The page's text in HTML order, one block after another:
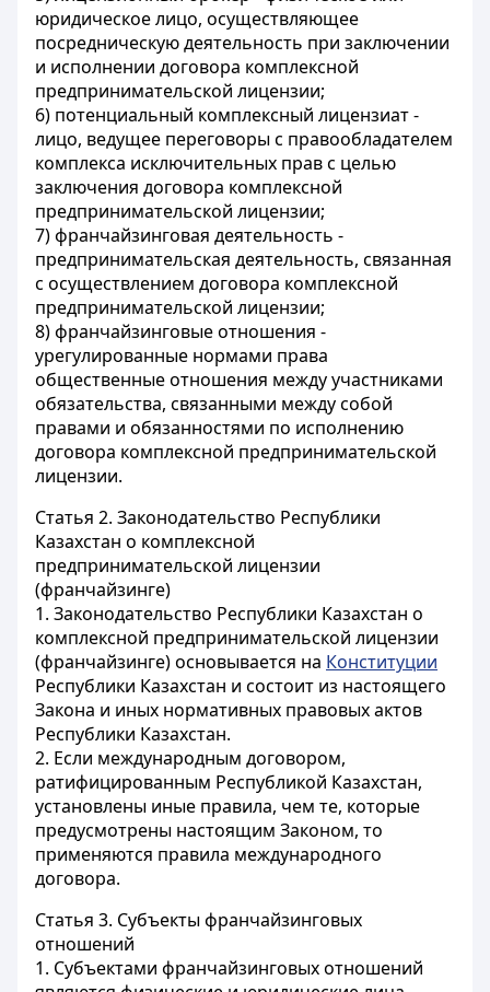
юридическое лицо, осуществляющее
посредническую деятельность при заключении
и исполнении договора комплексной
предпринимательской лицензии;
6) потенциальный комплексный лицензиат-
лицо, ведущее переговоры с правообладателем
комплекса исключительных прав с целью
заключения договора комплексной
предпринимательской лицензии;
7)франчайзинговая деятельность -
предпринимательская деятельность, связанная
с осуществлением договора комплексной
предпринимательской лицензии;
8)франчайзинговые отношения -
урегулированные нормами права
общественные отношения между участниками
обязательства, связанными между собой
правами и обязанностями по исполнению
договора комплексной предпринимательской
лицензии.
Статья 2. Законодательство Республики
Казахстан о комплексной
предпринимательской лицензии
(франчайзинге)
1. Законодательство Республики Казахстан о
комплексной предпринимательской лицензии
(франчайзинге) основывается на Конституции
Республики Казахстан и состоит из настоящего
Закона и иных нормативных правовых актов
Республики Казахстан.
2. Если международным договором,
ратифицированным Республикой Казахстан,
установлены иные правила, чем те, которые
предусмотрены настоящим Законом, то
применяются правила международного
договора.
Статья 3. Субъекты франчайзинговых
отношений
1. Субъектами франчайзинговых отношений